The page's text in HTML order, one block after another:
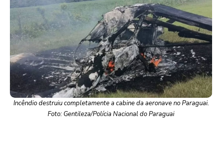
Incêndio destruiu completamente a cabine da aeronave no Paraguai.
Foto: Gentileza/Polícia Nacional do Paraguai